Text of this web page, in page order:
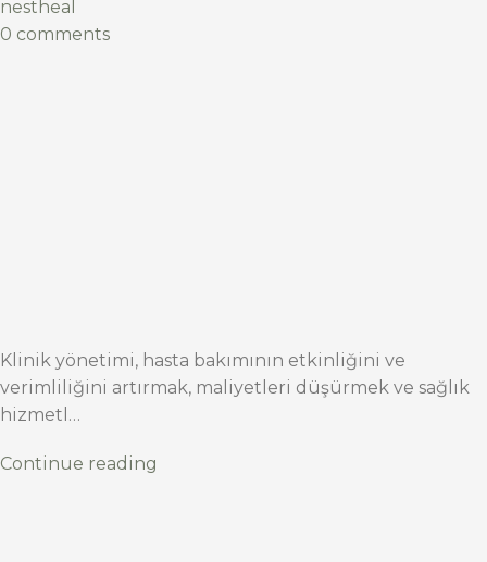
nestheal
0 comments
Klinik yönetimi, hasta bakımının etkinliğini ve
verimliliğini artırmak, maliyetleri düşürmek ve sağlık
hizmetl…
Continue reading